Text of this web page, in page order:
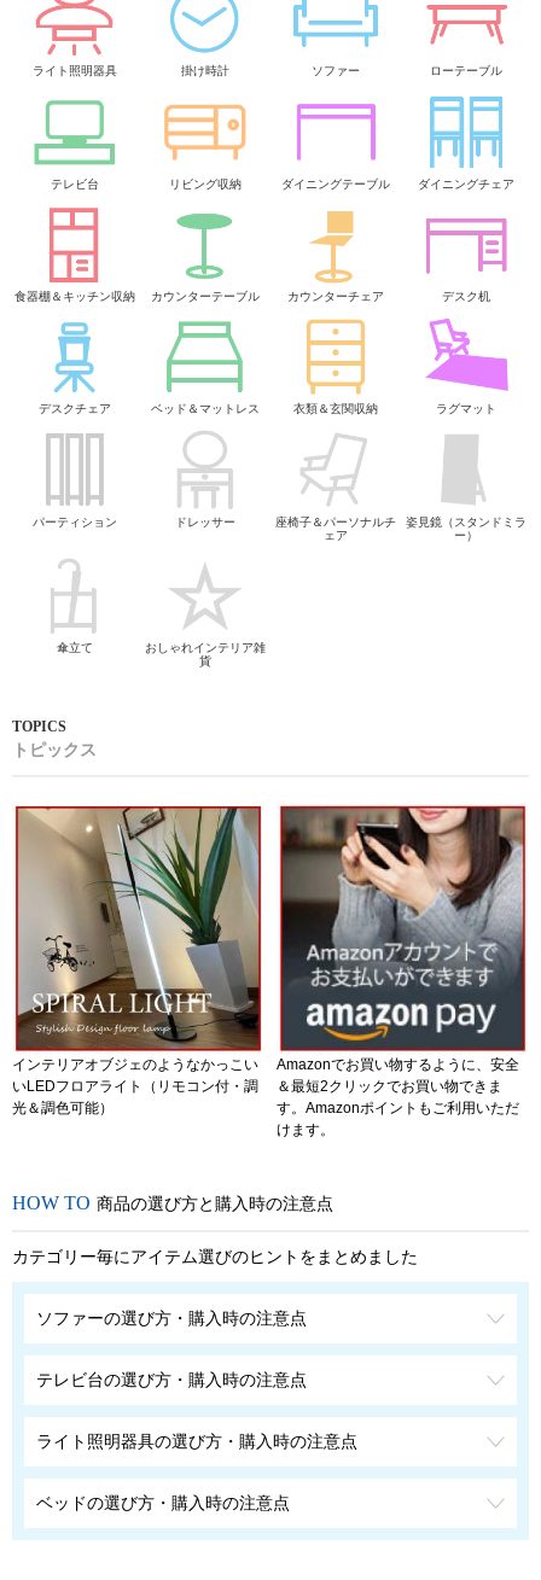
ライト照明器具 掛け時計 ソファー ローテーブル
テレビ台 リビング収納 ダイニングテーブル ダイニングチェア
食器棚＆キッチン収納 カウンターテーブル カウンターチェア デスク机
デスクチェア ベッド＆マットレス 衣類＆玄関収納 ラグマット
パーティション ドレッサー
座椅子＆パーソナルチ
ェア
姿見鏡（スタンドミラ
ー）
傘立て
おしゃれインテリア雑
貨
トピックス
インテリアオブジェのようなかっこい
いLEDフロアライト（リモコン付・調
光＆調色可能）
Amazonでお買い物するように、安全
＆最短2クリックでお買い物できま
す。Amazonポイントもご利用いただ
けます。
商品の選び方と購入時の注意点
カテゴリー毎にアイテム選びのヒントをまとめました
ソファーの選び方・購入時の注意点
テレビ台の選び方・購入時の注意点
ライト照明器具の選び方・購入時の注意点
ベッドの選び方・購入時の注意点